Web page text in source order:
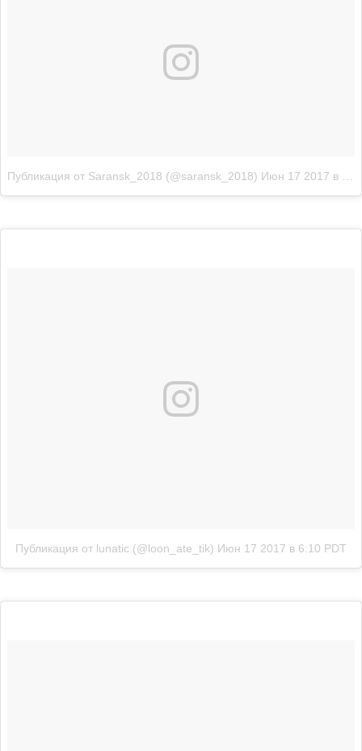
Публикация от Saransk_2018 (@saransk_2018) Июн 17 2017 в 6:50 PDT
Публикация от lunatic (@loon_ate_tik) Июн 17 2017 в 6:10 PDT